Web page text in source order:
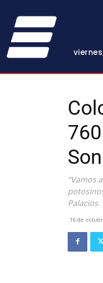
“Vamos
Palacios.
16 de